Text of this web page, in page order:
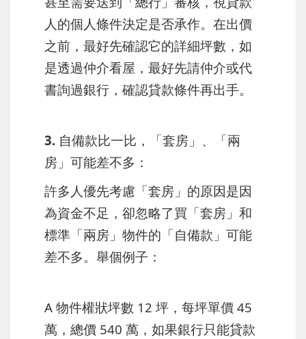
人的個人條件決定是否承作。在出價
之前，最好先確認它的詳細坪數，如
是透過仲介看屋，最好先請仲介或代
書詢過銀行，確認貸款條件再出手。
3. 自備款比一比，「套房」、「兩
房」可能差不多：
許多人優先考慮「套房」的原因是因
為資金不足，卻忽略了買「套房」和
標準「兩房」物件的「自備款」可能
差不多。舉個例子：
A 物件權狀坪數 12 坪，每坪單價 45
萬，總價 540 萬，如果銀行只能貸款